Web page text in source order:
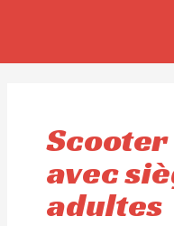
avec
adultes